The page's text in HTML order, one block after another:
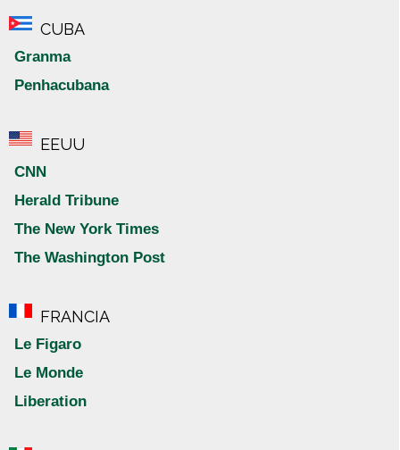
CUBA
Granma
Penhacubana
EEUU
CNN
Herald Tribune
The New York Times
The Washington Post
FRANCIA
Le Figaro
Le Monde
Liberation